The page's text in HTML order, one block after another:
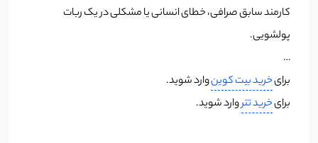
کارمند سابق صرافی، خطای انسانی یا مشکلی در یک ربات
پولشویی.
…
برایخرید بیت کوینوارد شوید.
برایخرید تتروارد شوید.